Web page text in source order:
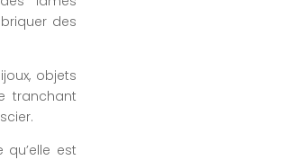
des
objets
tranchant
est